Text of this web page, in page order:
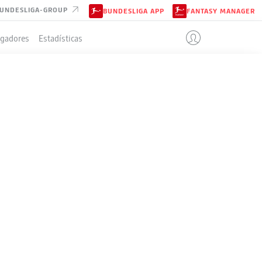
GROUP BUNDESLIGA APP FANTASY MANAGER
Estadísticas